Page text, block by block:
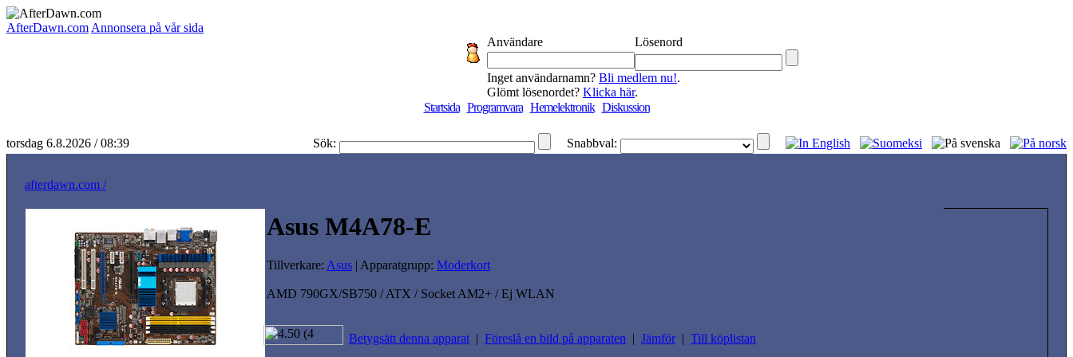
AfterDawn.com Annonsera på vår sida
Användare
Lösenord
Inget användarnamn? Bli medlem nu!.
Glömt lösenordet? Klicka här.
Startsida Programvara Hemelektronik Diskussion
torsdag 6.8.2026 / 08:39 Sök: Snabbval:
afterdawn.com /
Asus M4A78-E
Tillverkare: Asus | Apparatgrupp: Moderkort
AMD 790GX/SB750 / ATX / Socket AM2+ / Ej WLAN
Betygsätt denna apparat | Föreslå en bild på apparaten | Jämför | Till köplistan